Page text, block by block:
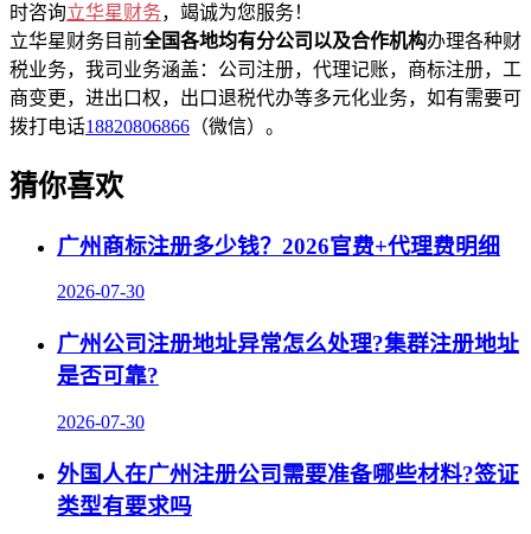
时咨询立华星财务，竭诚为您服务！
立华星财务目前全国各地均有分公司以及合作机构办理各种财
税业务，我司业务涵盖：公司注册，代理记账，商标注册，工
商变更，进出口权，出口退税代办等多元化业务，如有需要可
拨打电话18820806866 （微信）。
猜你喜欢
广州商标注册多少钱？2026官费+代理费明细
2026-07-30
广州公司注册地址异常怎么处理?集群注册地址
是否可靠?
2026-07-30
外国人在广州注册公司需要准备哪些材料?签证
类型有要求吗